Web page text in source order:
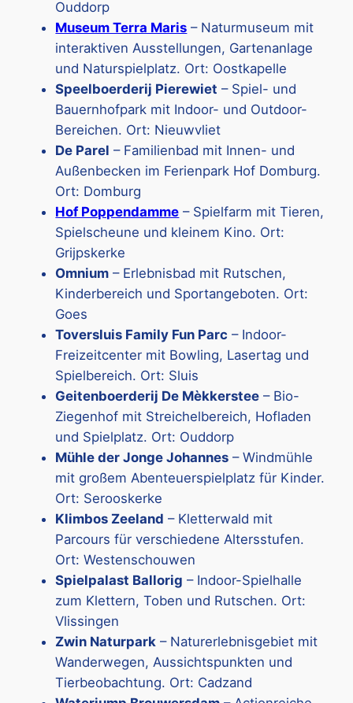
Ouddorp
Museum Terra Maris – Naturmuseum mit
interaktiven Ausstellungen, Gartenanlage
und Naturspielplatz. Ort: Oostkapelle
Speelboerderij Pierewiet – Spiel- und
Bauernhofpark mit Indoor- und Outdoor-
Bereichen. Ort: Nieuwvliet
De Parel – Familienbad mit Innen- und
Außenbecken im Ferienpark Hof Domburg.
Ort: Domburg
Hof Poppendamme – Spielfarm mit Tieren,
Spielscheune und kleinem Kino. Ort:
Grijpskerke
Omnium – Erlebnisbad mit Rutschen,
Kinderbereich und Sportangeboten. Ort:
Goes
Toversluis Family Fun Parc – Indoor-
Freizeitcenter mit Bowling, Lasertag und
Spielbereich. Ort: Sluis
Geitenboerderij De Mèkkerstee – Bio-
Ziegenhof mit Streichelbereich, Hofladen
und Spielplatz. Ort: Ouddorp
Mühle der Jonge Johannes – Windmühle
mit großem Abenteuerspielplatz für Kinder.
Ort: Serooskerke
Klimbos Zeeland – Kletterwald mit
Parcours für verschiedene Altersstufen.
Ort: Westenschouwen
Spielpalast Ballorig – Indoor-Spielhalle
zum Klettern, Toben und Rutschen. Ort:
Vlissingen
Zwin Naturpark – Naturerlebnisgebiet mit
Wanderwegen, Aussichtspunkten und
Tierbeobachtung. Ort: Cadzand